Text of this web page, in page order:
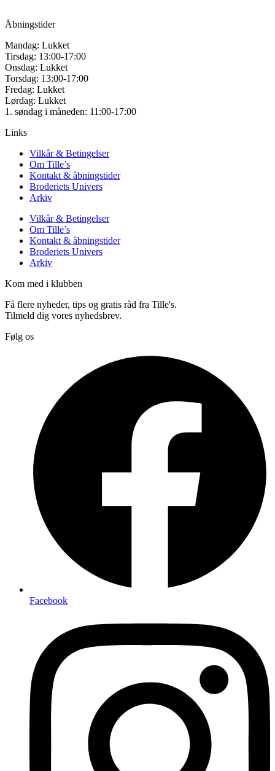
Åbningstider
Mandag: Lukket
Tirsdag: 13:00-17:00
Onsdag: Lukket
Torsdag: 13:00-17:00
Fredag: Lukket
Lørdag: Lukket
1. søndag i måneden: 11:00-17:00
Links
Vilkår & Betingelser
Om Tille’s
Kontakt & åbningstider
Broderiets Univers
Arkiv
Vilkår & Betingelser
Om Tille’s
Kontakt & åbningstider
Broderiets Univers
Arkiv
Kom med i klubben
Få flere nyheder, tips og gratis råd fra Tille's.
Tilmeld dig vores nyhedsbrev.
Følg os
Facebook